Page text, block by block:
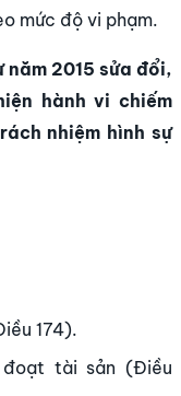
mức độ vi phạm.
năm 2015 sửa đổi,
hành vi chiếm
nhiệm hình sự
174).
đoạt tài sản (Điều